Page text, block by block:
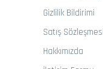
Gizlilik Bildirimi
Satış Sözleşmesi
Hakkımızda